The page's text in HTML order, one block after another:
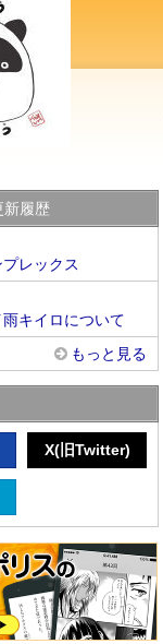
新履歴
プレックス
キイロについて
もっと見る
X(旧Twitter)